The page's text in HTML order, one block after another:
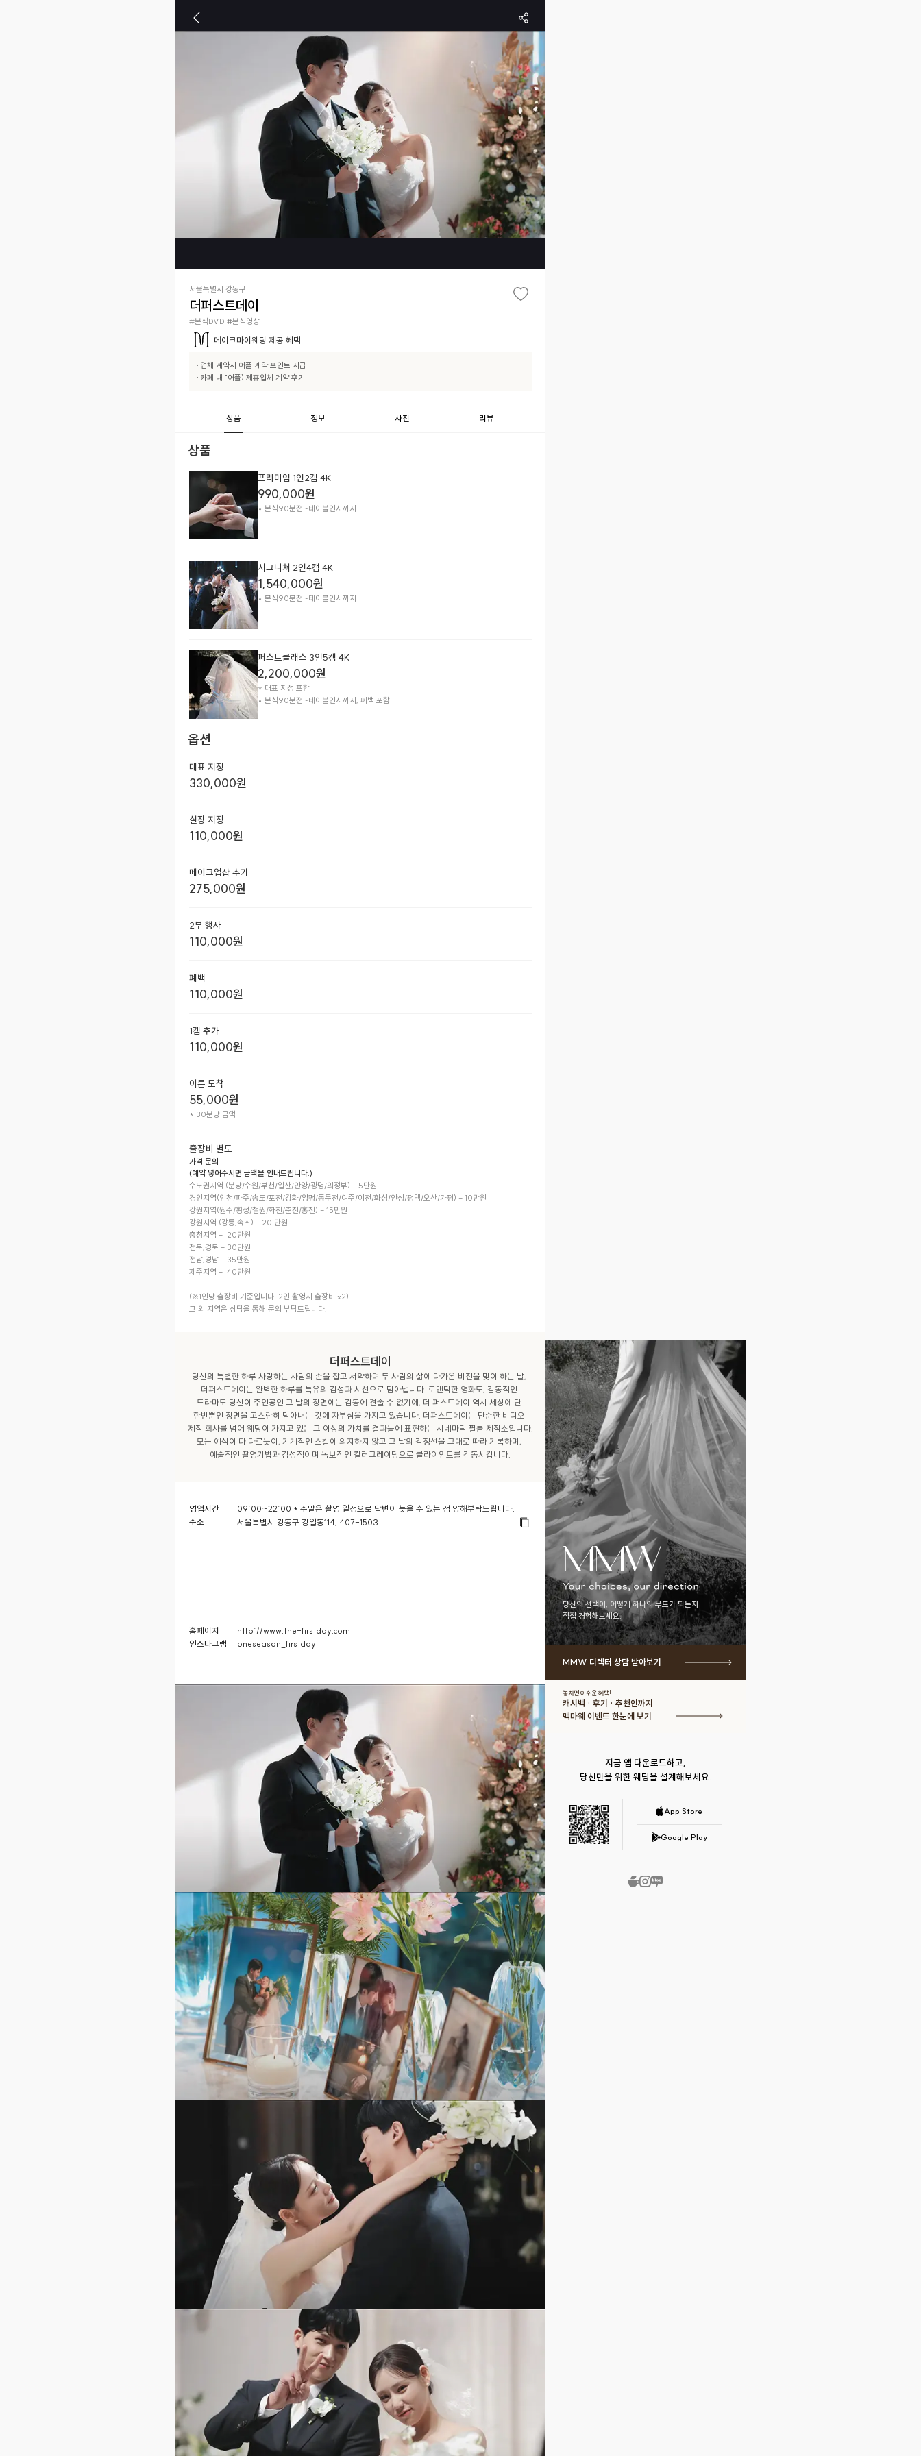
서울특별시 강동구
더퍼스트데이
#본식DVD #본식영상
메이크마이웨딩 제공 혜택
• 업체 계약시 어플 계약 포인트 지급
• 카페 내 "어플) 제휴업체 계약 후기
상품 정보 사진 리뷰
상품
프리미엄 1인2캠 4K
990,000원
* 본식90분전~테이블인사까지
시그니쳐 2인4캠 4K
1,540,000원
* 본식90분전~테이블인사까지
퍼스트클래스 3인5캠 4K
2,200,000원
* 대표 지정 포함
* 본식90분전~테이블인사까지, 폐백 포함
옵션
대표 지정
330,000원
실장 지정
110,000원
메이크업샵 추가
275,000원
2부 행사
110,000원
폐백
110,000원
1캠 추가
110,000원
이른 도착
55,000원
* 30분당 금액
출장비 별도
가격 문의
(예약 넣어주시면 금액을 안내드립니다.)
수도권지역 (분당/수원/부천/일산/안양/광명/의정부) - 5만원
경인지역(인천/파주/송도/포천/강화/양평/동두천/여주/이천/화성/안성/평택/오산/가평) - 10만원
강원지역(원주/횡성/철원/화천/춘천/홍천) - 15만원
강원지역 (강릉,속초) - 20 만원
충청지역 -  20만원
전북,경북 - 30만원
전남,경남 - 35만원
제주지역 -  40만원
(※1인당 출장비 기준입니다. 2인 촬영시 출장비 x2)
더퍼스트데이
당신의 특별한 하루 사랑하는 사람의 손을 잡고 서약하며 두 사람의 삶에 다가온 비전을 맞이 하는 날,
더퍼스트데이는 완벽한 하루를 특유의 감성과 시선으로 담아냅니다. 로맨틱한 영화도, 감동적인
드라마도 당신이 주인공인 그 날의 장면에는 감동에 견줄 수 없기에, 더 퍼스트데이 역시 세상에 단
한번뿐인 장면을 고스란히 담아내는 것에 자부심을 가지고 있습니다. 더퍼스트데이는 단순한 비디오
제작 회사를 넘어 웨딩이 가지고 있는 그 이상의 가치를 결과물에 표현하는 시네마틱 필름 제작소입니다.
모든 예식이 다 다르듯이, 기계적인 스킬에 의지하지 않고 그 날의 감정선을 그대로 따라 기록하며,
영업시간
09:00~22:00 * 주말은 촬영 일정으로 답변이 늦을 수 있는 점 양해부탁드립니다.
주소
서울특별시 강동구 강일동114, 407-1503
홈페이지
http://www.the-firstday.com
인스타그램
oneseason_firstday
당신의 선택이, 어떻게 하나의 무드가 되는지
직접 경험해보세요.
MMW 디렉터 상담 받아보기
놓치면 아쉬운 혜택!
캐시백 · 후기 · 추천인까지
맥마웨 이벤트 한눈에 보기
지금 앱 다운로드하고,
당신만을 위한 웨딩을 설계해보세요.
App Store
Google Play